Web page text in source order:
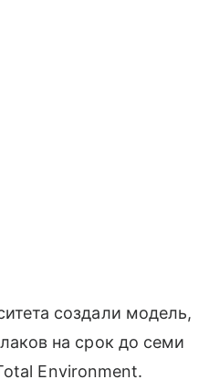
создали модель,
на срок до семи
Environment.